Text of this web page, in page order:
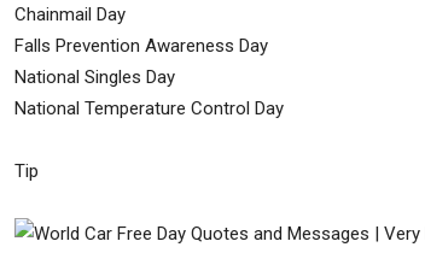
Chainmail Day
Falls Prevention Awareness Day
National Singles Day
National Temperature Control Day
Tip